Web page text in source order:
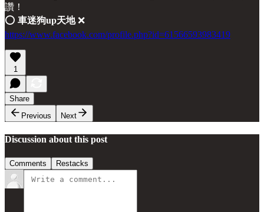
讚！
⭕️ 車迷狗up天地❌
https://www.facebook.com/profile.php?id=61566593983419
1
Share
Previous
Next
Discussion about this post
Comments Restacks